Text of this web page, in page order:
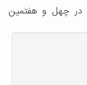
در چهل‌ و هفتمین